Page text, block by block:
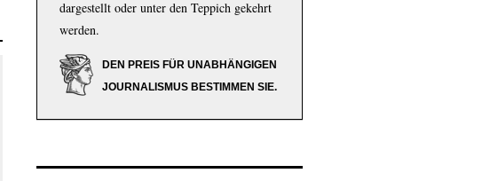
dargestellt oder unter den Teppich gekehrt
werden.
DEN PREIS FÜR UNABHÄNGIGEN
JOURNALISMUS BESTIMMEN SIE.